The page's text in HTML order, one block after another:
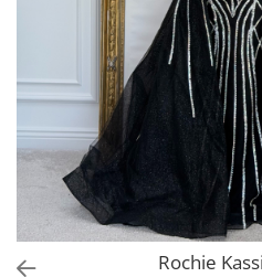
Blanuri
Veste
Paltoane
Sacouri
Tricouri
Traditional
Rochie